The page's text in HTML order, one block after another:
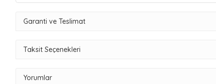
Garanti ve Teslimat
Taksit Seçenekleri
Yorumlar